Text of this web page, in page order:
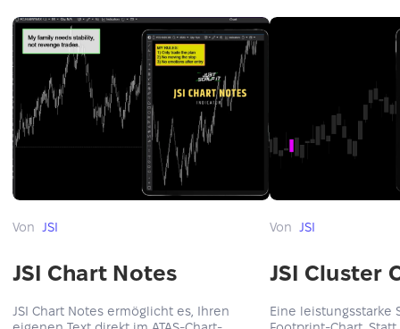
Von JSI
JSI Chart Notes
JSI Chart Notes ermöglicht es, Ihren
Von JSI
JSI Cluster
Eine leistungsstarke